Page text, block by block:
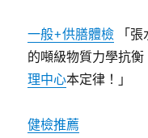
一般+供膳體檢 「
的噸級物質力學抗
理中心本定律！」
健檢推薦